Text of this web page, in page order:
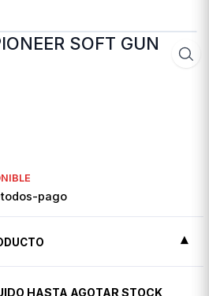
SOFT GUN
HASTA AGOTAR STOCK